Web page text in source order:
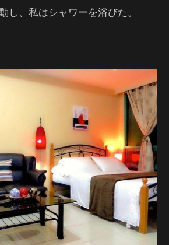
し、私はシャワーを浴びた。